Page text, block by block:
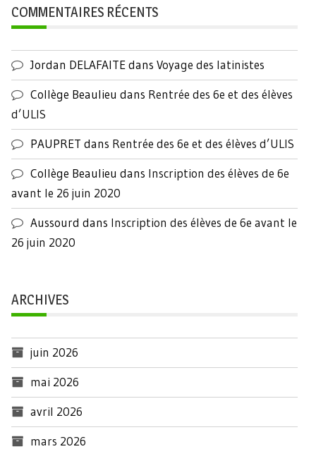
COMMENTAIRES RÉCENTS
Jordan DELAFAITEdans Voyage des latinistes
Collège Beaulieu dans Rentrée des 6e et des élèves
d’ULIS
PAUPRET dans Rentrée des 6e et des élèves d’ULIS
Collège Beaulieu dans Inscription des élèves de 6e
avant le 26 juin 2020
Aussourd dans Inscription des élèves de 6e avant le
26 juin 2020
ARCHIVES
juin 2026
mai 2026
avril 2026
mars 2026